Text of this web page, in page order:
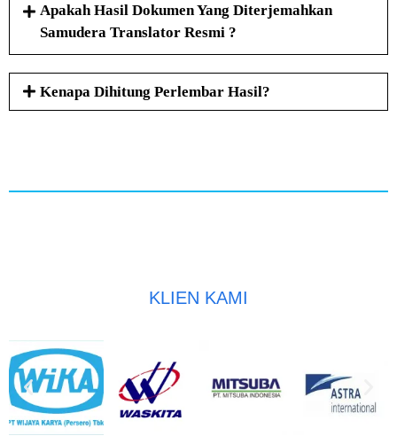
Apakah Hasil Dokumen Yang Diterjemahkan
Samudera Translator Resmi ?
Kenapa Dihitung Perlembar Hasil?
KLIEN KAMI